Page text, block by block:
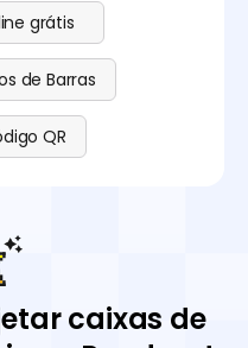
grátis
de Barras
QR
caixas de